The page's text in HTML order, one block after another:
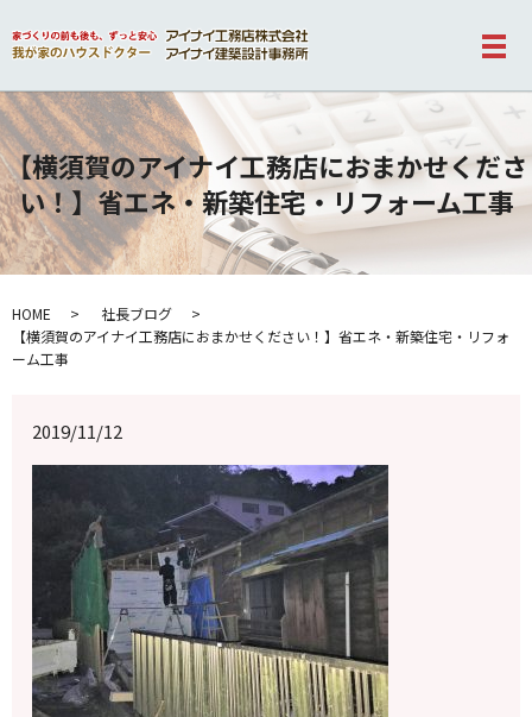
メ
【横須賀のアイナイ工務店におまかせくださ
い！】省エネ・新築住宅・リフォーム工事
HOME
社長ブログ
【横須賀のアイナイ工務店におまかせください！】省エネ・新築住宅・リフォ
ーム工事
2019/11/12